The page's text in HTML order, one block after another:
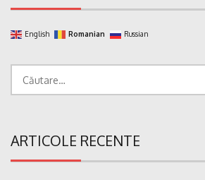
English Romanian Russian
ARTICOLE RECENTE